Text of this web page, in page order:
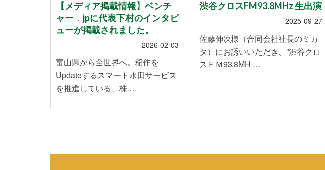
【メディア掲載情報】ベンチ
ャー．jpに代表下村のインタビ
ューが掲載されました。
2026-02-03
富山県から全世界へ。稲作を
Updateするスマート水田サービス
を推進している、株 …
渋谷クロスFM93.8MHz 生出演
2025-09-27
佐藤伸次様（合同会社社長のミカ
タ）にお誘いいただき、”渋谷クロ
スＦＭ93.8MH …